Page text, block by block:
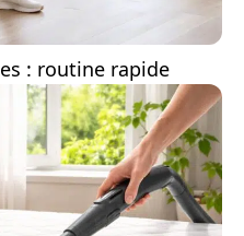
: routine rapide